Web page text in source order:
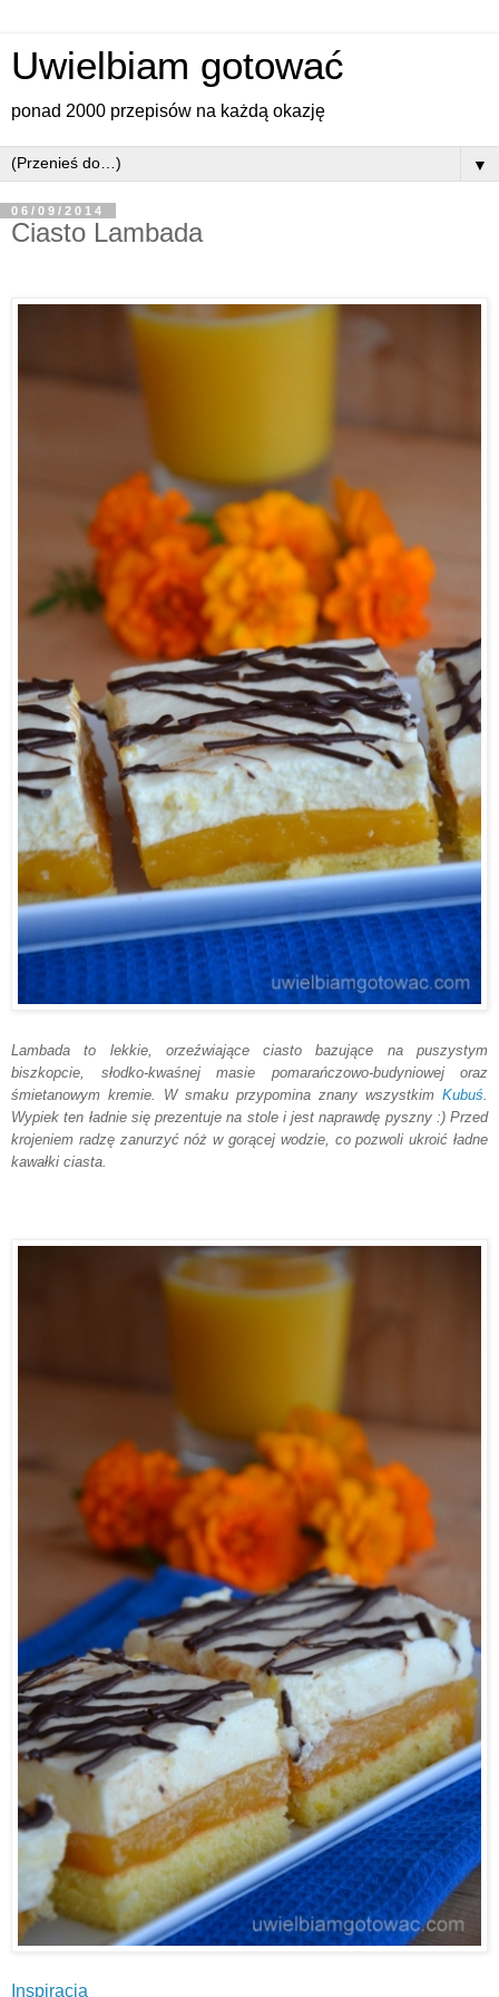
Uwielbiam gotować
ponad 2000 przepisów na każdą okazję
▼
06/09/2014
Ciasto Lambada
Lambada to lekkie, orzeźwiające ciasto bazujące na puszystym
biszkopcie, słodko-kwaśnej masie pomarańczowo-budyniowej oraz
śmietanowym kremie. W smaku przypomina znany wszystkim Kubuś
Wypiek ten ładnie się prezentuje na stole i jest naprawdę pyszny :) Przed
krojeniem radzę zanurzyć nóż w gorącej wodzie, co pozwoli ukroić ładne
kawałki ciasta.
Inspiracja